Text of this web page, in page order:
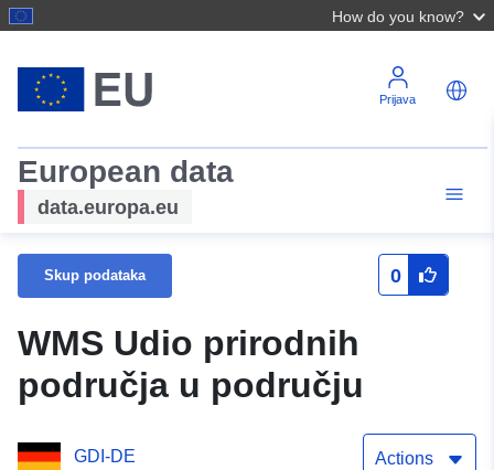
How do you know?
Prijava
European data
data.europa.eu
Skup podataka 0
WMS Udio prirodnih
područja u području
GDI-DE Actions